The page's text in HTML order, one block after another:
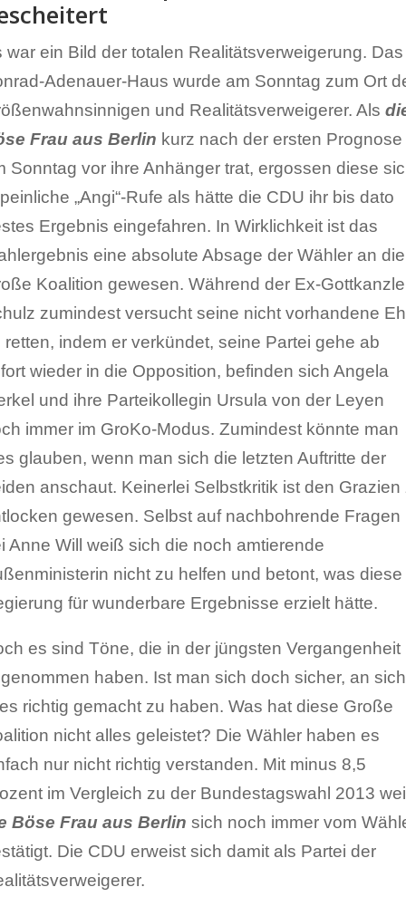
war ein Bild der totalen Realitätsverweigerung. Das
Adenauer-Haus wurde am Sonntag zum Ort
und Realitätsverweigerer. Als
Frau aus Berlin kurz nach der ersten Prognose
Sonntag vor ihre Anhänger trat, ergossen diese
„Angi“-Rufe als hätte die CDU ihr bis dato
Ergebnis eingefahren. In Wirklichkeit ist das
eine absolute Absage der Wähler an die
Koalition gewesen. Während der Ex-
zumindest versucht seine nicht vorhandene
retten, indem er verkündet, seine Partei gehe ab
wieder in die Opposition, befinden sich Angela
und ihre Parteikollegin Ursula von der Leyen
immer im GroKo-Modus. Zumindest könnte man
glauben, wenn man sich die letzten Auftritte der
anschaut. Keinerlei Selbstkritik ist den Grazien
gewesen. Selbst auf nachbohrende Fragen
Anne Will weiß sich die noch amtierende
nicht zu helfen und betont, was diese
für wunderbare Ergebnisse erzielt hätte.
es sind Töne, die in der jüngsten Vergangenheit
haben. Ist man sich doch sicher, an sich
richtig gemacht zu haben. Was hat diese Große
nicht alles geleistet? Die Wähler haben es
nur nicht richtig verstanden. Mit minus 8,5
im Vergleich zu der Bundestagswahl 2013
Böse Frau aus Berlin sich noch immer vom
Die CDU erweist sich damit als Partei der